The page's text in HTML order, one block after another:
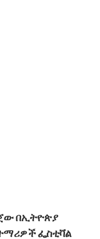
በኢትዮጵያ
ፌስቲቫል